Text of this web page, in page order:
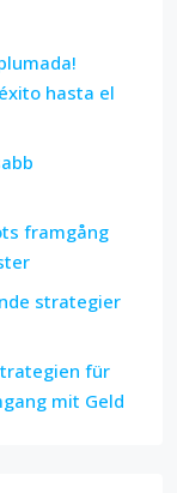
hasta el
framgång
strategier
für
mit Geld